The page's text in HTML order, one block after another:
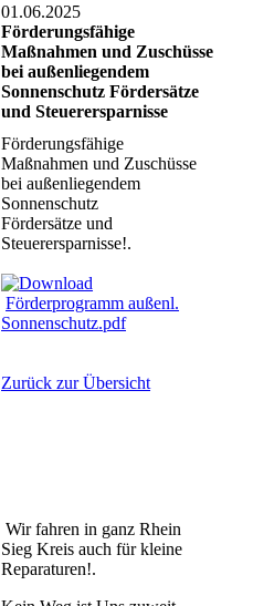
01.06.2025
Förderungsfähige
Maßnahmen und Zuschüsse
bei außenliegendem
Sonnenschutz Fördersätze
und Steuerersparnisse
Förderungsfähige
Maßnahmen und Zuschüsse
bei außenliegendem
Sonnenschutz
Fördersätze und
Steuerersparnisse!.
Förderprogramm außenl.
Sonnenschutz.pdf
Zurück zur Übersicht
Wir fahren in ganz Rhein
Sieg Kreis auch für kleine
Reparaturen!.